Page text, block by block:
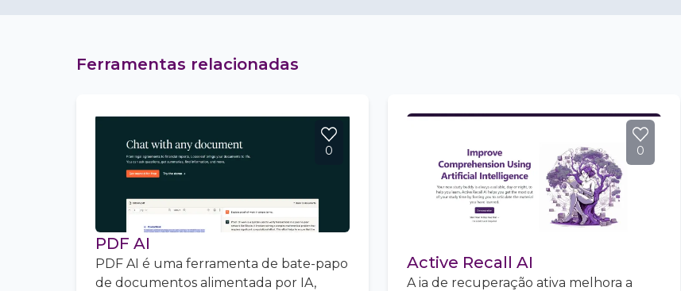
Ferramentas relacionadas
0
PDF AI
PDF AI é uma ferramenta de bate-papo
de documentos alimentada por IA,
0
Active Recall AI
A ia de recuperação ativa melhora a